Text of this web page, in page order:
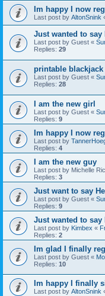
Im happy I now
Last post by AltonSnink
Just wanted to say
Last post by Guest «
Replies: 29
printable
Last post by Guest «
Replies: 28
I am the new girl
Last post by Guest «
Replies: 9
Im happy I now
Last post by
Replies: 4
I am the new guy
Last post by Michelle
Replies: 3
Just want to say
Last post by Guest «
Replies: 9
Just wanted to say
Last post by Kimbex «
Replies: 2
Im glad I finally
Last post by Guest «
Replies: 10
Im happy I finally
Last post by AltonSnink